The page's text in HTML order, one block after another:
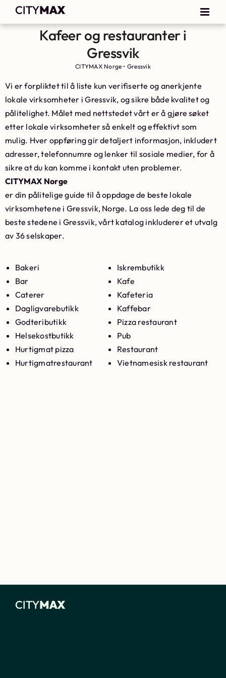
Kafeer og restauranter i
Gressvik
CITYMAX Norge • Gressvik
Vi er forpliktet til å liste kun verifiserte og anerkjente
lokale virksomheter i Gressvik, og sikre både kvalitet og
pålitelighet. Målet med nettstedet vårt er å gjøre søket
etter lokale virksomheter så enkelt og effektivt som
mulig. Hver oppføring gir detaljert informasjon, inkludert
adresser, telefonnumre og lenker til sosiale medier, for å
sikre at du kan komme i kontakt uten problemer.
CITYMAX Norge
er din pålitelige guide til å oppdage de beste lokale
virksomhetene i Gressvik, Norge. La oss lede deg til de
beste stedene i Gressvik, vårt katalog inkluderer et utvalg
av 36 selskaper.
Bakeri
Bar
Caterer
Dagligvarebutikk
Godteributikk
Helsekostbutikk
Hurtigmat pizza
Hurtigmatrestaurant
Iskrembutikk
Kafe
Kafeteria
Kaffebar
Pizza restaurant
Pub
Restaurant
Vietnamesisk restaurant